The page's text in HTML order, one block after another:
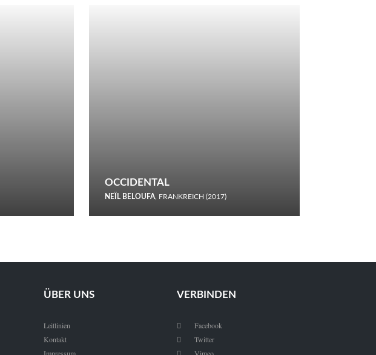
OCCIDENTAL
NEÏL BELOUFA, FRANKREICH (2017)
ÜBER UNS
Leitlinien
Kontakt
VERBINDEN
 Facebook
 Twitter